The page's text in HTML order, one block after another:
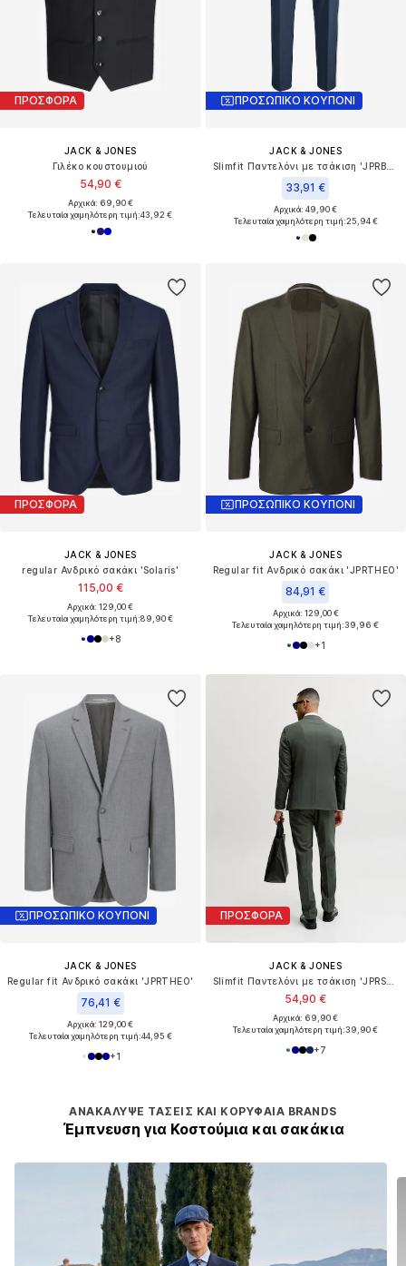
ΠΡΟΣΦΟΡΑ
JACK & JONES
Γιλέκο κουστουμιού
54,90 €
Αρχικά: 69,90 €
Τελευταία χαμηλότερη τιμή:43,92 €
ΠΡΟΣΩΠΙΚΟ ΚΟΥΠΟΝΙ
JACK & JONES
33,91 €
Αρχικά: 49,90 €
Τελευταία χαμηλότερη τιμή:25,94 €
ΠΡΟΣΦΟΡΑ
JACK & JONES
regular Ανδρικό σακάκι 'Solaris'
115,00 €
Αρχικά: 129,00 €
Τελευταία χαμηλότερη τιμή:89,90 €
+8
ΠΡΟΣΩΠΙΚΟ ΚΟΥΠΟΝΙ
JACK & JONES
Regular fit Ανδρικό σακάκι 'JPRTHEO'
84,91 €
Αρχικά: 129,00 €
Τελευταία χαμηλότερη τιμή:39,96 €
+1
ΠΡΟΣΩΠΙΚΟ ΚΟΥΠΟΝΙ
JACK & JONES
Regular fit Ανδρικό σακάκι 'JPRTHEO'
76,41 €
Αρχικά: 129,00 €
Τελευταία χαμηλότερη τιμή:44,95 €
+1
ΠΡΟΣΦΟΡΑ
JACK & JONES
54,90 €
Αρχικά: 69,90 €
Τελευταία χαμηλότερη τιμή:39,90 €
+7
ΑΝΑΚΆΛΥΨΕ ΤΆΣΕΙΣ ΚΑΙ ΚΟΡΥΦΑΊΑ BRANDS
Έμπνευση για Κοστούμια και σακάκια